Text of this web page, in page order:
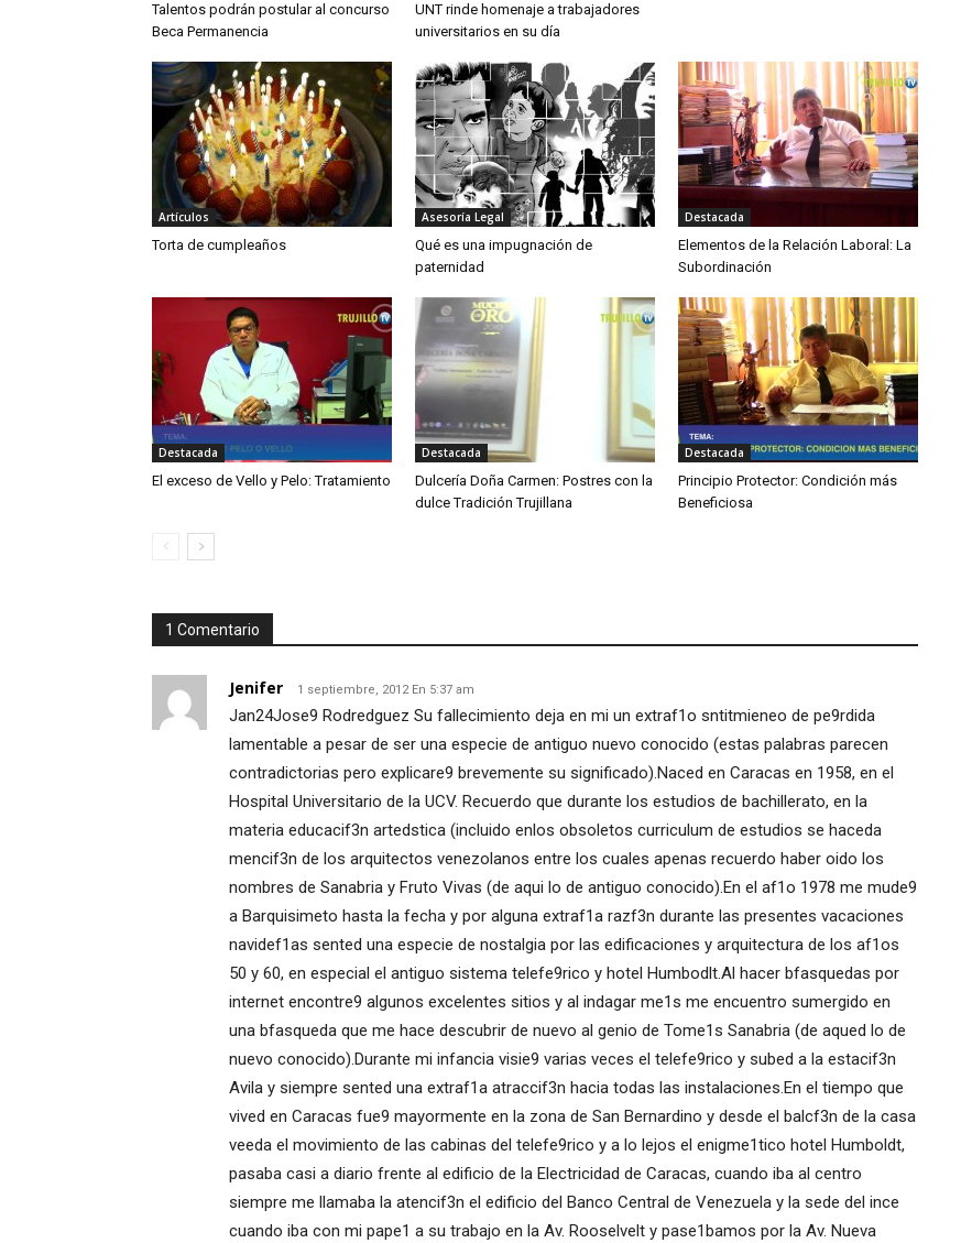
Talentos podrán postular al concurso
Beca Permanencia
UNT rinde homenaje a trabajadores
universitarios en su día
Artículos
Torta de cumpleaños
Asesoría Legal
Qué es una impugnación de
paternidad
Destacada
Elementos de la Relación Laboral: La
Subordinación
Destacada
El exceso de Vello y Pelo: Tratamiento
Destacada
Dulcería Doña Carmen: Postres con la
dulce Tradición Trujillana
Destacada
Principio Protector: Condición más
Beneficiosa
1 Comentario
Jenifer 1 septiembre, 2012 En 5:37 am
Jan24Jose9 Rodredguez Su fallecimiento deja en mi un extraf1o sntitmieneo de pe9rdida
lamentable a pesar de ser una especie de antiguo nuevo conocido (estas palabras parecen
contradictorias pero explicare9 brevemente su significado).Naced en Caracas en 1958, en el
Hospital Universitario de la UCV. Recuerdo que durante los estudios de bachillerato, en la
materia educacif3n artedstica (incluido enlos obsoletos curriculum de estudios se haceda
mencif3n de los arquitectos venezolanos entre los cuales apenas recuerdo haber oido los
nombres de Sanabria y Fruto Vivas (de aqui lo de antiguo conocido).En el af1o 1978 me mude9
a Barquisimeto hasta la fecha y por alguna extraf1a razf3n durante las presentes vacaciones
navidef1as sented una especie de nostalgia por las edificaciones y arquitectura de los af1os
50 y 60, en especial el antiguo sistema telefe9rico y hotel Humbodlt.Al hacer bfasquedas por
internet encontre9 algunos excelentes sitios y al indagar me1s me encuentro sumergido en
una bfasqueda que me hace descubrir de nuevo al genio de Tome1s Sanabria (de aqued lo de
nuevo conocido).Durante mi infancia visie9 varias veces el telefe9rico y subed a la estacif3n
Avila y siempre sented una extraf1a atraccif3n hacia todas las instalaciones.En el tiempo que
vived en Caracas fue9 mayormente en la zona de San Bernardino y desde el balcf3n de la casa
veeda el movimiento de las cabinas del telefe9rico y a lo lejos el enigme1tico hotel Humboldt,
pasaba casi a diario frente al edificio de la Electricidad de Caracas, cuando iba al centro
siempre me llamaba la atencif3n el edificio del Banco Central de Venezuela y la sede del ince
cuando iba con mi pape1 a su trabajo en la Av. Rooselvelt y pase1bamos por la Av. Nueva